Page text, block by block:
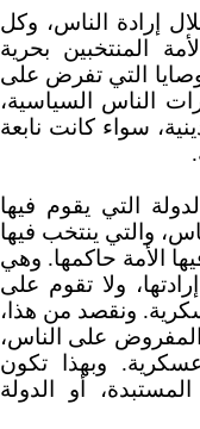
إرادة الناس، وكل
المنتخبين بحرية
التي تفرض على
الناس السياسية،
سواء كانت نابعة
التي يقوم فيها
والتي ينتخب فيها
الأمة حاكمها. وهي
ولا تقوم على
ونقصد من هذا،
على الناس،
وبهذا تكون
المستبدة، أو الدولة